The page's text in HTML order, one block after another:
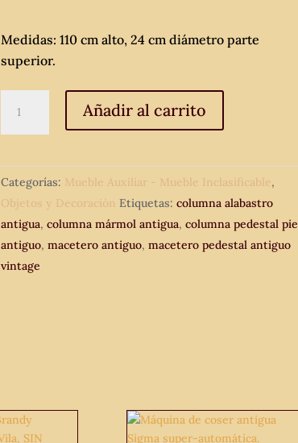
Medidas: 110 cm alto, 24 cm diámetro parte
superior.
antigua
mármol
110
cm.
Columna
pié
pedestal
Añadir al carrito
Categorías: Mueble Auxiliar - Mueble Inclasificable,
Objetos y Decoración Etiquetas:columna alabastro
antigua,columna mármol antigua,columna pedestal pie
antiguo,macetero antiguo,macetero pedestal antiguo
vintage